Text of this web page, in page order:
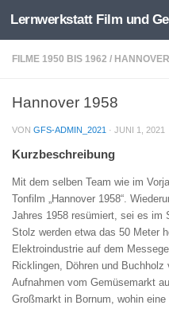
Zum Inhalt springen
Lernwerkstatt Film und
FILME 1950 BIS 1962 / HANNOVER
Hannover 1958
VON GFS-ADMIN_2021 · JUNI 1, 2021
Kurzbeschreibung
Mit dem selben Team wie im
Tonfilm „Hannover 1958“.
Jahres 1958 resümiert, sei es im
Stolz werden etwa das 50 Meter
Elektroindustrie auf dem
Ricklingen, Döhren und
Aufnahmen vom Gemüsemarkt
Großmarkt in Bornum, wohin